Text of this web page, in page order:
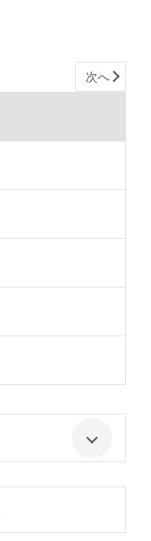
次へ